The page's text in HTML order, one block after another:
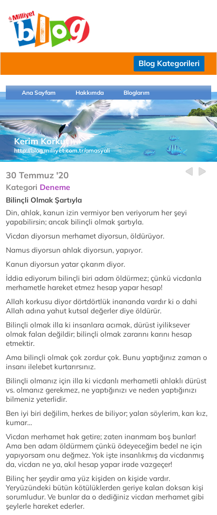
Blog Kategorileri
Ana Sayfam Hakkımda Bloglarım
Kerim Korkut
http://blog.milliyet.com.tr/amasyali
30 Temmuz '20
Kategori Deneme
Bilinçli Olmak Şartıyla
Din, ahlak, kanun izin vermiyor ben veriyorum her şeyi
yapabilirsin; ancak bilinçli olmak şartıyla.
Vicdan diyorsun merhamet diyorsun, öldürüyor.
Namus diyorsun ahlak diyorsun, yapıyor.
Kanun diyorsun yatar çıkarım diyor.
İddia ediyorum bilinçli biri adam öldürmez; çünkü vicdanla
merhametle hareket etmez hesap yapar hesap!
Allah korkusu diyor dörtdörtlük inananda vardır ki o dahi
Allah adına yahut kutsal değerler diye öldürür.
Bilinçli olmak illa ki insanlara acımak, dürüst iyiliksever
olmak falan değildir; bilinçli olmak zararını karını hesap
etmektir.
Ama bilinçli olmak çok zordur çok. Bunu yaptığınız zaman o
insanı ilelebet kurtarırsınız.
Bilinçli olmanız için illa ki vicdanlı merhametli ahlaklı dürüst
vs. olmanız gerekmez, ne yaptığınızı ve neden yaptığınızı
bilmeniz yeterlidir.
Ben iyi biri değilim, herkes de biliyor; yalan söylerim, karı kız,
kumar…
Vicdan merhamet hak getire; zaten inanmam boş bunlar!
Ama ben adam öldürmem çünkü ödeyeceğim bedel ne için
yapıyorsam onu değmez. Yok işte insanlıkmış da vicdanmış
da, vicdan ne ya, akıl hesap yapar irade vazgeçer!
Bilinç her şeydir ama yüz kişiden on kişide vardır.
Yeryüzündeki bütün kötülüklerden geriye kalan doksan kişi
sorumludur. Ve bunlar da o dediğiniz vicdan merhamet gibi
şeylerle hareket ederler.